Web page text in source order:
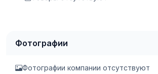
Фотографии
Фотографии компании отсутствуют